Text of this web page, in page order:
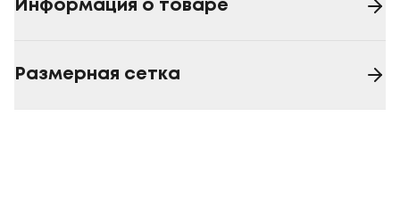
Информация о товаре
Размерная сетка